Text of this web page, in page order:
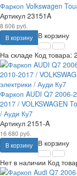
Фаркоп Volkswagen
Артикул 23151A
8 606 руб.
В корзину
В корзину
На складе Код товара:
Фаркоп AUDI Q7 2006-
2017 / VOLKSWAGEN
/ Ауди Ку7
Артикул 2151-A
16 680 руб.
В корзину
В корзину
Нет в наличии Код